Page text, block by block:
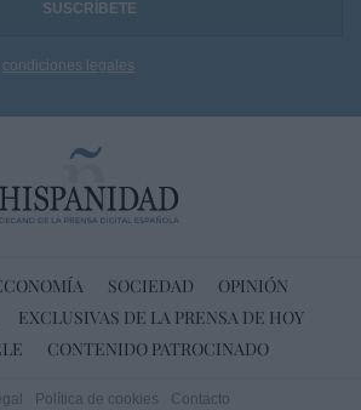
condiciones legales
SOCIEDAD
OPINIÓN
EXCLUSIVAS DE LA PRENSA DE HOY
CONTENIDO PATROCINADO
Política de cookies
Contacto